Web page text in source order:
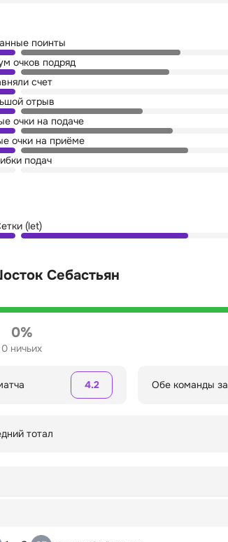
поинты
очков подряд
счет
отрыв
очки на подаче
очки на приёме
подач
(let)
Себастьян
0%
0 ничьих
4.2 Обе команды
тотал